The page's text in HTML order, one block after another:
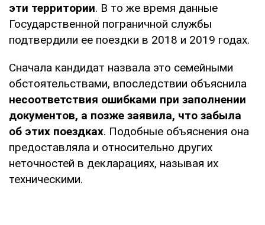
эти территории. В то же время данные
Государственной пограничной службы
подтвердили ее поездки в 2018 и 2019 годах.
Сначала кандидат назвала это семейными
обстоятельствами, впоследствии объяснила
несоответствия ошибками при заполнении
документов, а позже заявила, что забыла
об этих поездках. Подобные объяснения она
предоставляла и относительно других
неточностей в декларациях, называя их
техническими.